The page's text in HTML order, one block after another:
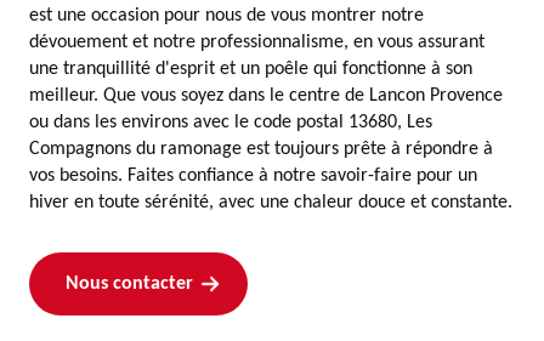
est une occasion pour nous de vous montrer notre
dévouement et notre professionnalisme, en vous assurant
une tranquillité d'esprit et un poêle qui fonctionne à son
meilleur. Que vous soyez dans le centre de Lancon Provence
ou dans les environs avec le code postal 13680, Les
Compagnons du ramonage est toujours prête à répondre à
vos besoins. Faites confiance à notre savoir-faire pour un
hiver en toute sérénité, avec une chaleur douce et constante.
Nous contacter